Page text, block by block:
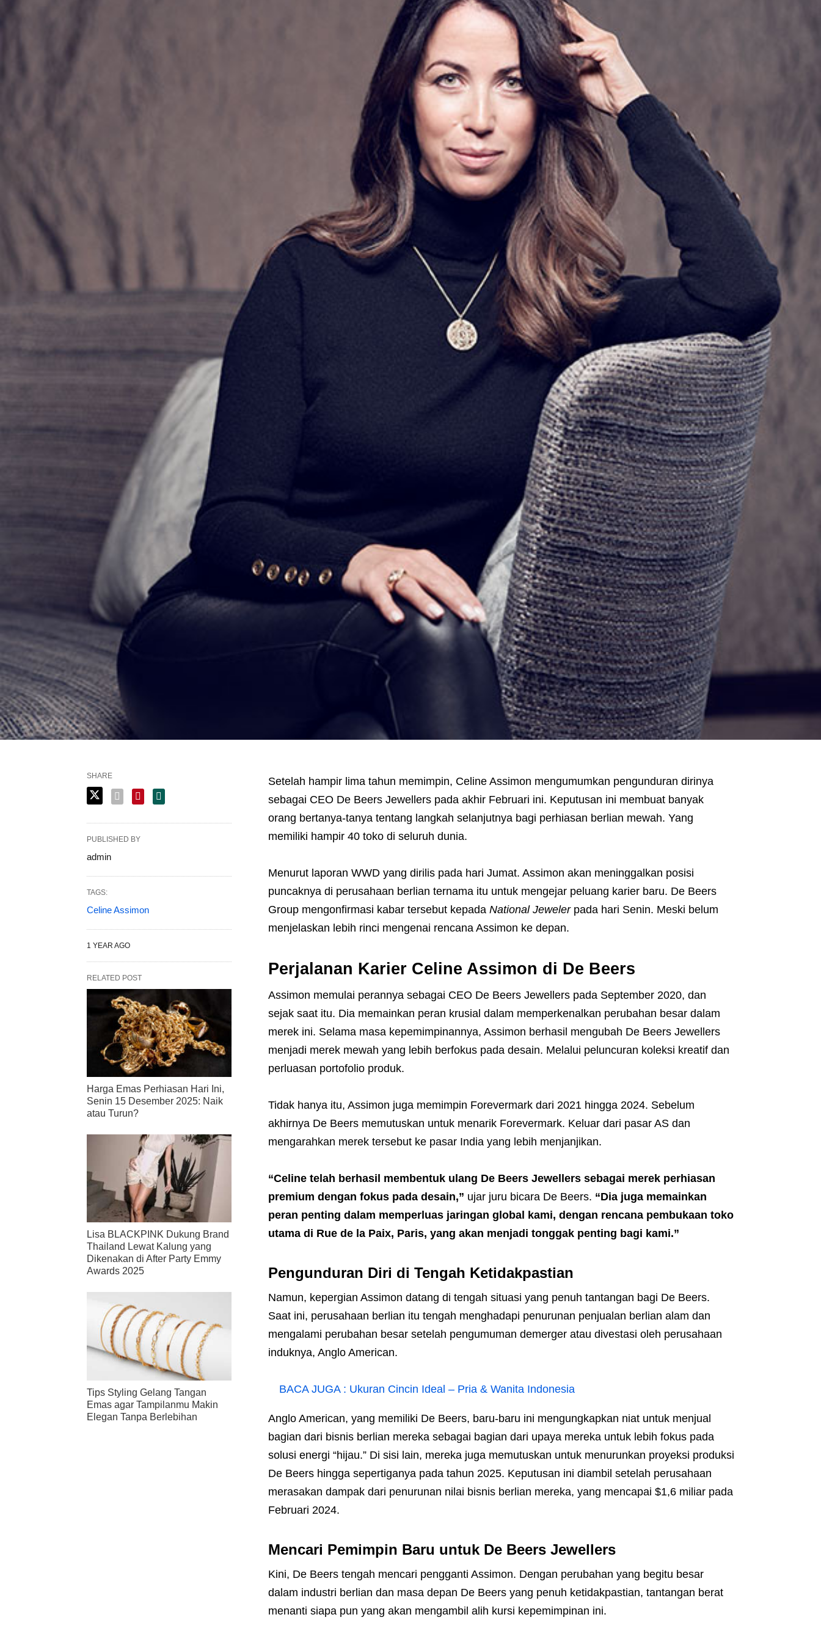
Setelah hampir lima tahun memimpin, Celine Assimon mengumumkan pengunduran dirinya
sebagai CEO De Beers Jewellers pada akhir Februari ini. Keputusan ini membuat banyak
orang bertanya-tanya tentang langkah selanjutnya bagi perhiasan berlian mewah. Yang
memiliki hampir 40 toko di seluruh dunia.
Menurut laporan WWD yang dirilis pada hari Jumat. Assimon akan meninggalkan posisi
puncaknya di perusahaan berlian ternama itu untuk mengejar peluang karier baru. De Beers
Group mengonfirmasi kabar tersebut kepada National Jewelerpada hari Senin. Meski belum
menjelaskan lebih rinci mengenai rencana Assimon ke depan.
Perjalanan Karier Celine Assimon di De Beers
Assimon memulai perannya sebagai CEO De Beers Jewellers pada September 2020, dan
sejak saat itu. Dia memainkan peran krusial dalam memperkenalkan perubahan besar dalam
merek ini. Selama masa kepemimpinannya, Assimon berhasil mengubah De Beers Jewellers
menjadi merek mewah yang lebih berfokus pada desain. Melalui peluncuran koleksi kreatif dan
perluasan portofolio produk.
Tidak hanya itu, Assimon juga memimpin Forevermark dari 2021 hingga 2024. Sebelum
akhirnya De Beers memutuskan untuk menarik Forevermark. Keluar dari pasar AS dan
mengarahkan merek tersebut ke pasar India yang lebih menjanjikan.
“Celine telah berhasil membentuk ulang De Beers Jewellers sebagai merek perhiasan
premium dengan fokus pada desain,” ujar juru bicara De Beers. “Dia juga memainkan
peran penting dalam memperluas jaringan global kami, dengan rencana pembukaan toko
utama di Rue de la Paix, Paris, yang akan menjadi tonggak penting bagi kami.”
Pengunduran Diri di Tengah Ketidakpastian
Namun, kepergian Assimon datang di tengah situasi yang penuh tantangan bagi De Beers.
Saat ini, perusahaan berlian itu tengah menghadapi penurunan penjualan berlian alam dan
mengalami perubahan besar setelah pengumuman demerger atau divestasi oleh perusahaan
induknya, Anglo American.
BACA JUGA : Ukuran Cincin Ideal – Pria & Wanita Indonesia
Anglo American, yang memiliki De Beers, baru-baru ini mengungkapkan niat untuk menjual
bagian dari bisnis berlian mereka sebagai bagian dari upaya mereka untuk lebih fokus pada
solusi energi “hijau.” Di sisi lain, mereka juga memutuskan untuk menurunkan proyeksi produksi
De Beers hingga sepertiganya pada tahun 2025. Keputusan ini diambil setelah perusahaan
merasakan dampak dari penurunan nilai bisnis berlian mereka, yang mencapai $1,6 miliar pada
Februari 2024.
Mencari Pemimpin Baru untuk De Beers Jewellers
Kini, De Beers tengah mencari pengganti Assimon. Dengan perubahan yang begitu besar
dalam industri berlian dan masa depan De Beers yang penuh ketidakpastian, tantangan berat
menanti siapa pun yang akan mengambil alih kursi kepemimpinan ini.
SHARE
PUBLISHED BY
admin
TAGS:
Celine Assimon
1 YEAR AGO
RELATED POST
Harga Emas Perhiasan Hari Ini,
Senin 15 Desember 2025: Naik
atau Turun?
Lisa BLACKPINK Dukung Brand
Thailand Lewat Kalung yang
Dikenakan di After Party Emmy
Awards 2025
Tips Styling Gelang Tangan
Emas agar Tampilanmu Makin
Elegan Tanpa Berlebihan